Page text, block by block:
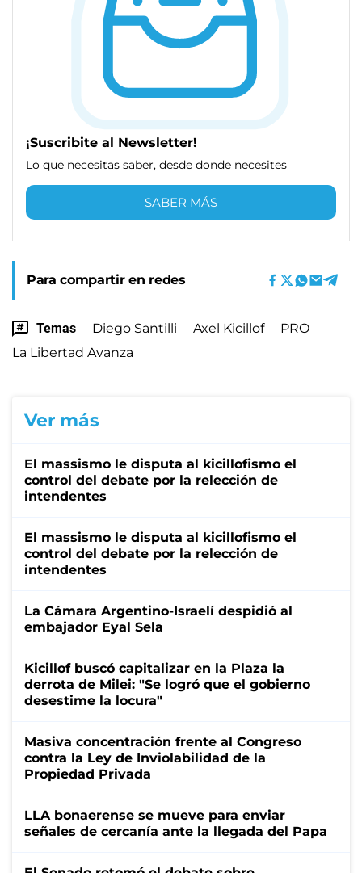
¡Suscribite al Newsletter!
Lo que necesitas saber, desde donde necesites
SABER MÁS
Para compartir en redes
Temas Diego Santilli Axel Kicillof
PRO
La Libertad Avanza
Ver más
El massismo le disputa al kicillofismo el
control del debate por la relección de
intendentes
El massismo le disputa al kicillofismo el
control del debate por la relección de
intendentes
La Cámara Argentino-Israelí despidió al
embajador Eyal Sela
Kicillof buscó capitalizar en la Plaza la
derrota de Milei: "Se logró que el gobierno
desestime la locura"
Masiva concentración frente al Congreso
contra la Ley de Inviolabilidad de la
Propiedad Privada
LLA bonaerense se mueve para enviar
señales de cercanía ante la llegada del Papa